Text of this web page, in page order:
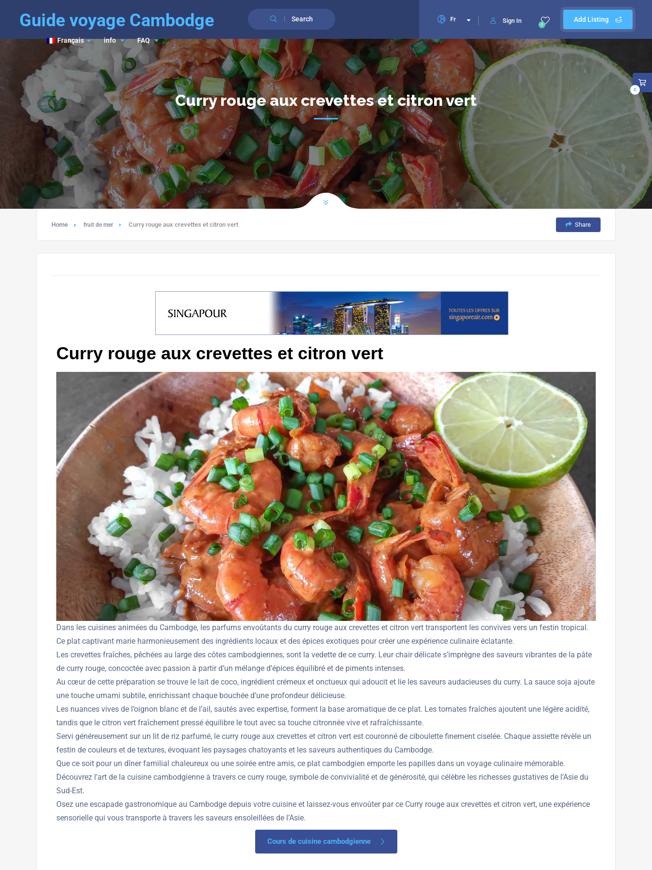
Guide voyage Cambodge Search Add Listing
0
Sign In
Fr
Français info FAQ
Curry rouge aux crevettes et citron vert
Home fruit de mer Curry rouge aux crevettes et citron vert Share
Curry rouge aux crevettes et citron vert
Dans les cuisines animées du Cambodge, les parfums envoûtants du curry rouge aux crevettes et citron vert transportent les convives vers un festin tropical.
Ce plat captivant marie harmonieusement des ingrédients locaux et des épices exotiques pour créer une expérience culinaire éclatante.
Les crevettes fraîches, pêchées au large des côtes cambodgiennes, sont la vedette de ce curry. Leur chair délicate s’imprègne des saveurs vibrantes de la pâte
de curry rouge, concoctée avec passion à partir d’un mélange d’épices équilibré et de piments intenses.
Au cœur de cette préparation se trouve le lait de coco, ingrédient crémeux et onctueux qui adoucit et lie les saveurs audacieuses du curry. La sauce soja ajoute
une touche umami subtile, enrichissant chaque bouchée d’une profondeur délicieuse.
Les nuances vives de l’oignon blanc et de l’ail, sautés avec expertise, forment la base aromatique de ce plat. Les tomates fraîches ajoutent une légère acidité,
tandis que le citron vert fraîchement pressé équilibre le tout avec sa touche citronnée vive et rafraîchissante.
Servi généreusement sur un lit de riz parfumé, le curry rouge aux crevettes et citron vert est couronné de ciboulette finement ciselée. Chaque assiette révèle un
festin de couleurs et de textures, évoquant les paysages chatoyants et les saveurs authentiques du Cambodge.
Que ce soit pour un dîner familial chaleureux ou une soirée entre amis, ce plat cambodgien emporte les papilles dans un voyage culinaire mémorable.
Découvrez l’art de la cuisine cambodgienne à travers ce curry rouge, symbole de convivialité et de générosité, qui célèbre les richesses gustatives de l’Asie du
Sud-Est.
Osez une escapade gastronomique au Cambodge depuis votre cuisine et laissez-vous envoûter par ce Curry rouge aux crevettes et citron vert, une expérience
sensorielle qui vous transporte à travers les saveurs ensoleillées de l’Asie.
Cours de cuisine cambodgienne
0
English(Anglais)